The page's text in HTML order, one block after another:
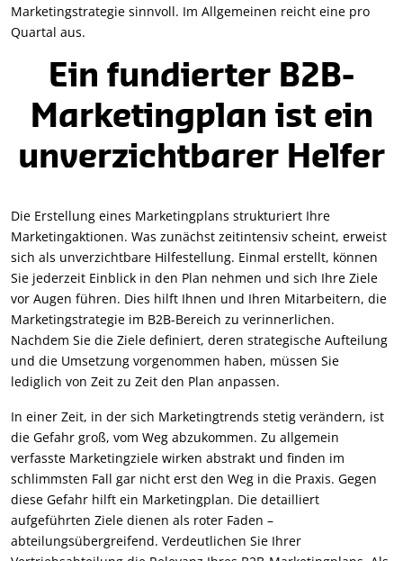
Marketingstrategie sinnvoll. Im Allgemeinen reicht eine pro
Quartal aus.
Ein fundierter B2B-
Marketingplan ist ein
unverzichtbarer Helfer
Die Erstellung eines Marketingplans strukturiert Ihre
Marketingaktionen. Was zunächst zeitintensiv scheint, erweist
sich als unverzichtbare Hilfestellung. Einmal erstellt, können
Sie jederzeit Einblick in den Plan nehmen und sich Ihre Ziele
vor Augen führen. Dies hilft Ihnen und Ihren Mitarbeitern, die
Marketingstrategie im B2B-Bereich zu verinnerlichen.
Nachdem Sie die Ziele definiert, deren strategische Aufteilung
und die Umsetzung vorgenommen haben, müssen Sie
lediglich von Zeit zu Zeit den Plan anpassen.
In einer Zeit, in der sich Marketingtrends stetig verändern, ist
die Gefahr groß, vom Weg abzukommen. Zu allgemein
verfasste Marketingziele wirken abstrakt und finden im
schlimmsten Fall gar nicht erst den Weg in die Praxis. Gegen
diese Gefahr hilft ein Marketingplan. Die detailliert
aufgeführten Ziele dienen als roter Faden –
abteilungsübergreifend. Verdeutlichen Sie Ihrer